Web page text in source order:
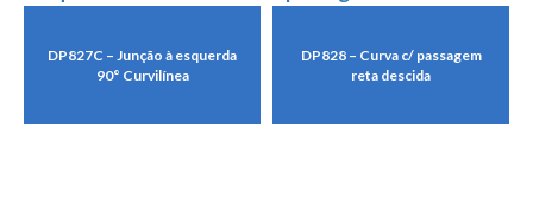
DP827C – Junção à esquerda
90° Curvilínea
DP828 – Curva c/ passagem
reta descida